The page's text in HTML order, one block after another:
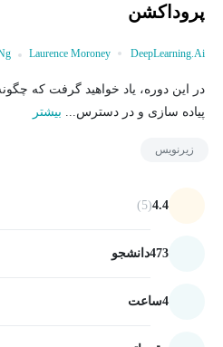
پروداکشن
DeepLearning.Ai
Laurence Moroney
در این دوره، یاد خواهید گرفت که
پیاده سازی و در دسترس... بیشتر
زیرنویس
4.4
(5)
473دانشجو
4ساعت